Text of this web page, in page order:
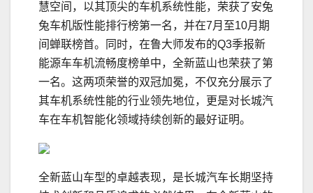
慧空间，以其顶尖的车机系统性能，荣获了安兔
兔车机版性能排行榜第一名，并在7月至10月期
间蝉联榜首。同时，在鲁大师发布的Q3季报新
能源车车机流畅度榜单中，全新蓝山也荣获了第
一名。这两项荣誉的双冠加冕，不仅充分展示了
其车机系统性能的行业领先地位，更是对长城汽
车在车机智能化领域持续创新的最好证明。
全新蓝山车型的卓越表现，是长城汽车长期坚持